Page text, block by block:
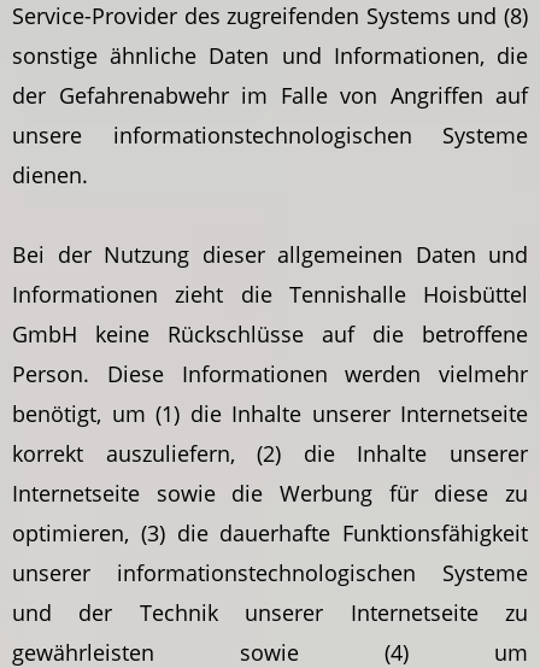
Service-Provider des zugreifenden Systems und (8)
sonstige ähnliche Daten und Informationen, die
der Gefahrenabwehr im Falle von Angriffen auf
unsere informationstechnologischen Systeme
dienen.
Bei der Nutzung dieser allgemeinen Daten und
Informationen zieht die Tennishalle Hoisbüttel
GmbH keine Rückschlüsse auf die betroffene
Person. Diese Informationen werden vielmehr
benötigt, um (1) die Inhalte unserer Internetseite
korrekt auszuliefern, (2) die Inhalte unserer
Internetseite sowie die Werbung für diese zu
optimieren, (3) die dauerhafte Funktionsfähigkeit
unserer informationstechnologischen Systeme
und der Technik unserer Internetseite zu
gewährleisten sowie (4) um